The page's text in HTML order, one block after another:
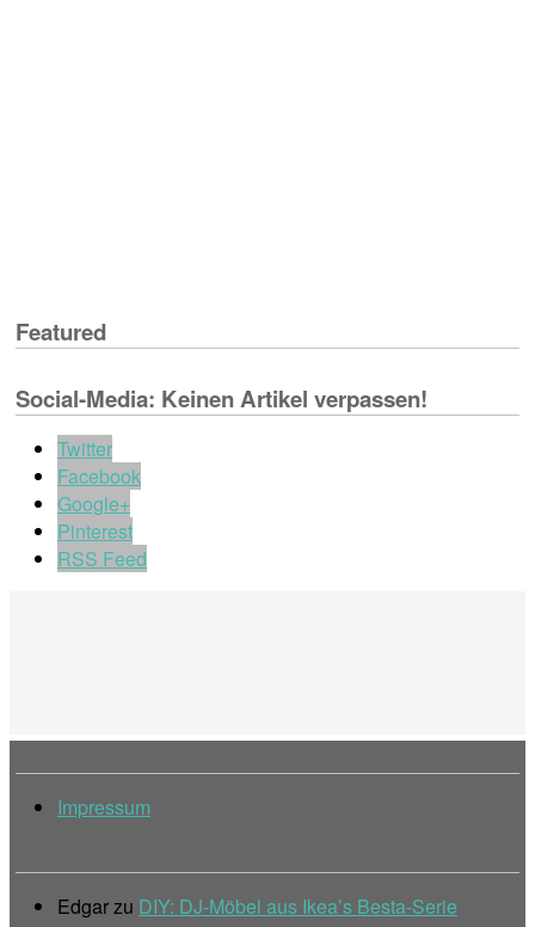
Featured
Social-Media: Keinen Artikel verpassen!
Twitter
Facebook
Google+
Pinterest
RSS Feed
Impressum
Edgarzu DIY: DJ-Möbel aus Ikea’s Besta-Serie